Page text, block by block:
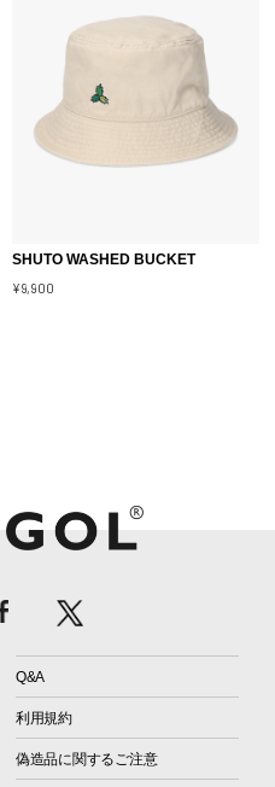
SHUTO WASHED BUCKET
¥9,900
Q&A
利用規約
偽造品に関するご注意